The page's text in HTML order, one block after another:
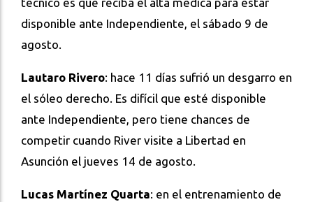
disponible ante Independiente, el sábado 9 de
agosto.
Lautaro Rivero: hace 11 días sufrió un desgarro en
el sóleo derecho. Es difícil que esté disponible
ante Independiente, pero tiene chances de
competir cuando River visite a Libertad en
Asunción el jueves 14 de agosto.
Lucas Martínez Quarta: en el entrenamiento de